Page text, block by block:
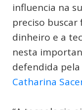
influencia na
preciso
dinheiro e a
nesta
defendida
Catharina